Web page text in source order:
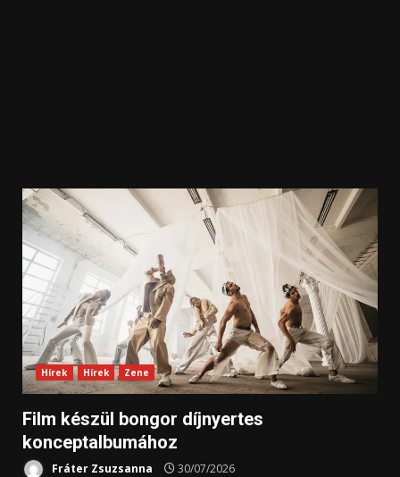
Hírek Hírek Zene
Film készül bongor díjnyertes
konceptalbumához
Fráter Zsuzsanna 30/07/2026